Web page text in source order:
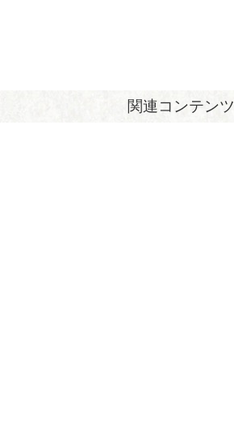
関連コンテンツ